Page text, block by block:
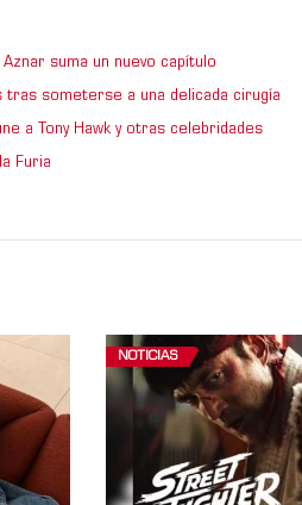
suma un nuevo capítulo
someterse a una delicada cirugía
a Tony Hawk y otras celebridades
Furia
NOTICIAS